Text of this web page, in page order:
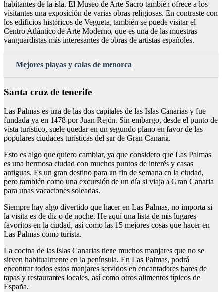
habitantes de la isla. El Museo de Arte Sacro también ofrece a los
visitantes una exposición de varias obras religiosas. En contraste con
los edificios históricos de Vegueta, también se puede visitar el
Centro Atlántico de Arte Moderno, que es una de las muestras
vanguardistas más interesantes de obras de artistas españoles.
Mejores playas y calas de menorca
Santa cruz de tenerife
Las Palmas es una de las dos capitales de las Islas Canarias y fue
fundada ya en 1478 por Juan Rejón. Sin embargo, desde el punto de
vista turístico, suele quedar en un segundo plano en favor de las
populares ciudades turísticas del sur de Gran Canaria.
Esto es algo que quiero cambiar, ya que considero que Las Palmas
es una hermosa ciudad con muchos puntos de interés y casas
antiguas. Es un gran destino para un fin de semana en la ciudad,
pero también como una excursión de un día si viaja a Gran Canaria
para unas vacaciones soleadas.
Siempre hay algo divertido que hacer en Las Palmas, no importa si
la visita es de día o de noche. He aquí una lista de mis lugares
favoritos en la ciudad, así como las 15 mejores cosas que hacer en
Las Palmas como turista.
La cocina de las Islas Canarias tiene muchos manjares que no se
sirven habitualmente en la península. En Las Palmas, podrá
encontrar todos estos manjares servidos en encantadores bares de
tapas y restaurantes locales, así como otros alimentos típicos de
España.